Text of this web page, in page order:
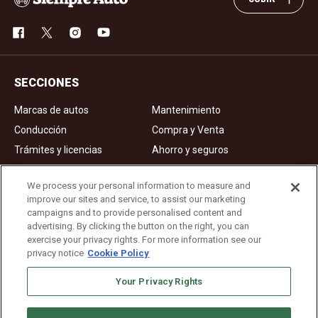
SECCIONES
Marcas de autos
Mantenimiento
Conducción
Compra y Venta
Trámites y licencias
Ahorro y seguros
Noticias
Videos de autos
Ad Choices
About Us
Editorial Guidelines
We process your personal information to measure and
improve our sites and service, to assist our marketing
campaigns and to provide personalised content and
advertising. By clicking the button on the right, you can
exercise your privacy rights. For more information see our
privacy notice Cookie Policy
Your Privacy Rights